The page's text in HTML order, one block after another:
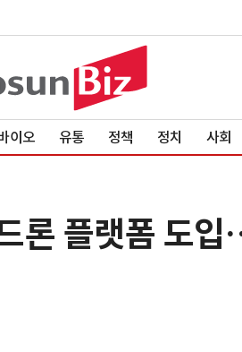
이오 유통 정책 정치 사회
론 플랫폼 도